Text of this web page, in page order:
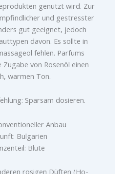
genutzt wird. Zur
und gestresster
gut geeignet, jedoch
davon. Es sollte in
fehlen. Parfums
von Rosenöl einen
warmen Ton.
Sparsam dosieren.
Anbau
Bulgarien
Blüte
rosigen Düften (Ho-